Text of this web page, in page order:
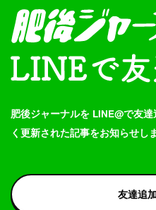
肥後ジャーナルを LINE@で友
く更新された記事をお知らせしま
友達追